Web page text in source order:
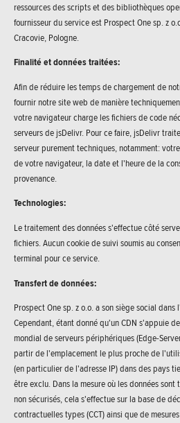
ressources des scripts et des bibliothèques
fournisseur du service est Prospect One sp. z
Cracovie, Pologne.
Finalité et données traitées:
Afin de réduire les temps de chargement de
fournir notre site web de manière
votre navigateur charge les fichiers de code
serveurs de jsDelivr. Pour ce faire, jsDelivr
serveur purement techniques, notamment:
de votre navigateur, la date et l'heure de la
provenance.
Technologies:
Le traitement des données s'effectue côté
fichiers. Aucun cookie de suivi soumis au
terminal pour ce service.
Transfert de données:
Prospect One sp. z o.o. a son siège social
Cependant, étant donné qu'un CDN s'appuie
mondial de serveurs périphériques (Edge-
partir de l'emplacement le plus proche de
(en particulier de l'adresse IP) dans des pays
être exclu. Dans la mesure où les données
non sécurisés, cela s'effectue sur la base de
contractuelles types (CCT) ainsi que de